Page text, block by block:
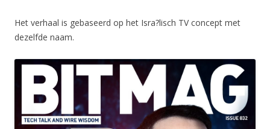
Het verhaal is gebaseerd op het Isra?lisch TV concept met
dezelfde naam.